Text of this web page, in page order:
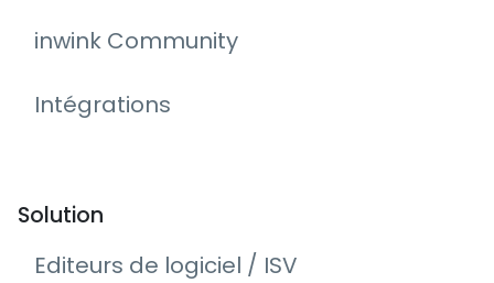
inwink Community
Intégrations
Solution
Editeurs de logiciel / ISV